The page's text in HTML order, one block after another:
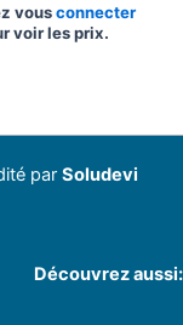
vousconnecter
voir les prix.
par Soludevi
Découvrez aussi: